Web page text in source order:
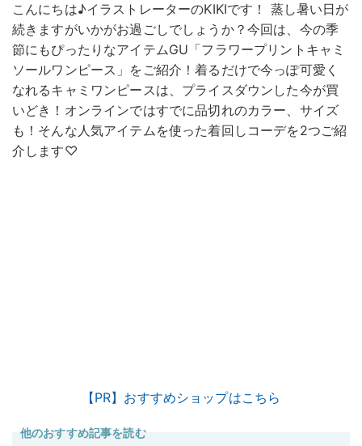
こんにちは♪イラストレーターのKIKIです！ 蒸し暑い日が
続きますがいかがお過ごしでしょうか？今回は、今の季
節にもぴったりなアイテムGU「フラワープリントキャミ
ソールワンピース」をご紹介！着るだけで今っぽ可愛く
なれるキャミワンピースは、プライスダウンした今が買
いどき！オンラインではすでに品切れのカラー、サイズ
も！そんな人気アイテムを使った着回しコーデを2つご紹
介します♡
【PR】おすすめショップはこちら
他のおすすめ記事を読む